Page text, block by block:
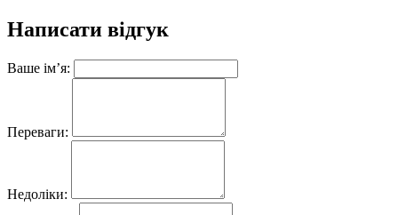
Написати відгук
Ваше ім’я:
Переваги:
Недоліки: